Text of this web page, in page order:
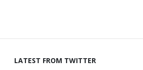
LATEST FROM TWITTER